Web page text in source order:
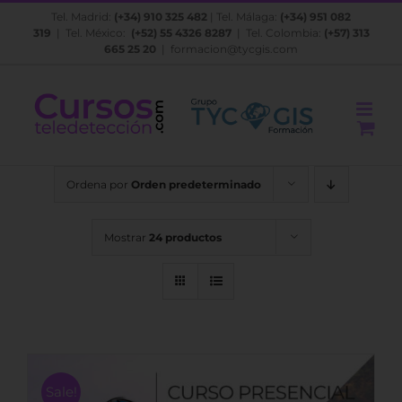
Saltar
Tel. Madrid: (+34) 910 325 482 | Tel. Málaga: (+34) 951 082
319 | Tel. México: (+52) 55 4326 8287| Tel. Colombia: (+57) 313
665 25 20
formacion@tycgis.com
Ordena por Orden predeterminado
Mostrar 24 productos
Sale!